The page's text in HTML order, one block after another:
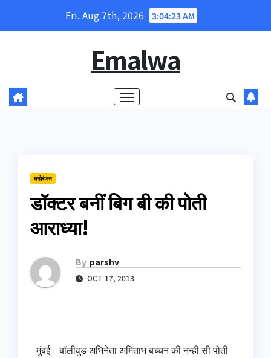
Fri. Aug 7th, 2026 3:04:23 AM
Emalwa
मनोरंजन
डॉक्टर बनीं बिग बी की पोती
आराध्या!
By parshv
OCT 17, 2013
मुंबई। बॉलीवुड अभिनेता अमिताभ बच्चन की नन्ही सी पोती